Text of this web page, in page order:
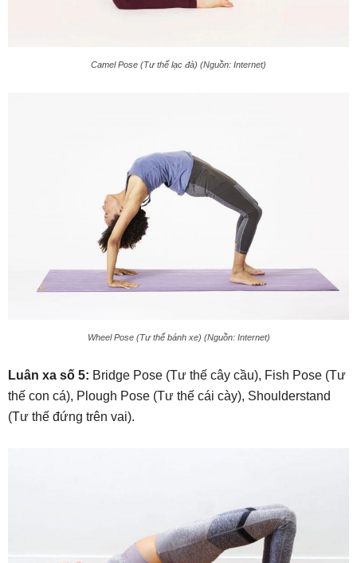
Camel Pose (Tư thế lạc đà) (Nguồn: Internet)
Wheel Pose (Tư thế bánh xe) (Nguồn: Internet)
Luân xa số 5: Bridge Pose (Tư thế cây cầu), Fish Pose (Tư
thế con cá), Plough Pose (Tư thế cái cày), Shoulderstand
(Tư thế đứng trên vai).